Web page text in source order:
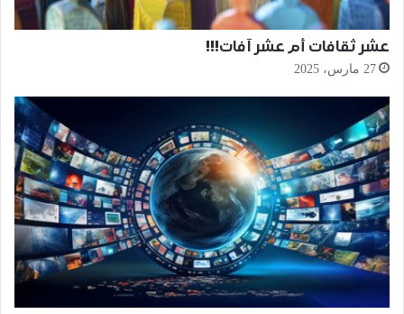
عشر ثقافات أم عشر آفات!!!
27 مارس، 2025